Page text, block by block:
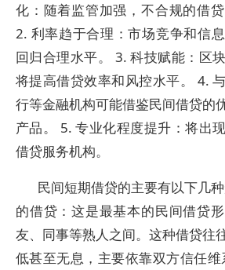
化：随着监管加强，不合规的借贷
2. 利率趋于合理：市场竞争和信
回归合理水平。 3. 科技赋能：区
将提高借贷效率和风控水平。 4.
行等金融机构可能借鉴民间借贷的
产品。 5. 专业化程度提升：将出
借贷服务机构。
民间短期借贷的主要有以下几
的借贷：这是最基本的民间借贷
友、同事等熟人之间。这种借贷往
低甚至无息，主要依靠双方信任维